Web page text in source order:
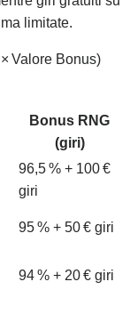
limitate.
Valore Bonus)
Bonus RNG
(giri)
96,5 % + 100 €
giri
95 % + 50 € giri
94 % + 20 € giri